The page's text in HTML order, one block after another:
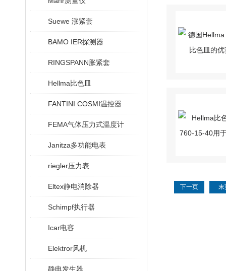
Suewe 涨紧套
BAMO IER探测器
RINGSPANN胀紧套
Hellma比色皿
FANTINI COSMI温控器
FEMA气体压力式温度计
Janitza多功能电表
riegler压力表
Eltex静电消除器
Schimpf执行器
Icar电容
Elektror风机
静电发生器
下一页 末